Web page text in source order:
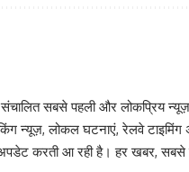
सबसे पहली और लोकप्रिय
न्यूज़, लोकल घटनाएं, रेलवे टाइमिंग
करती आ रही है। हर खबर,